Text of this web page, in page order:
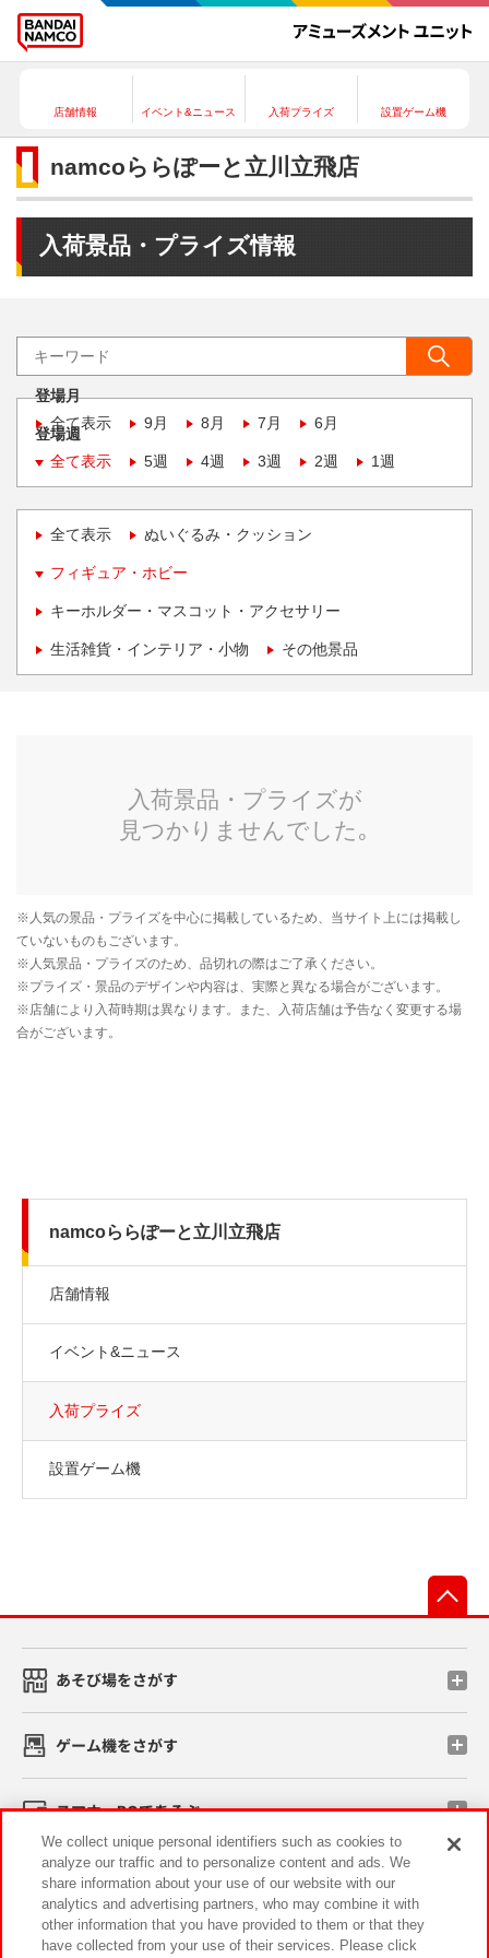
店舗情報 イベント&ニュース 入荷プライズ 設置ゲーム機
namcoららぽーと立川立飛店
入荷景品・プライズ情報
登場月
全て表示
9月 8月 7月 6月
登場週
全て表示
5週 4週 3週 2週 1週
全て表示 ぬいぐるみ・クッション
フィギュア・ホビー
キーホルダー・マスコット・アクセサリー
生活雑貨・インテリア・小物 その他景品
namcoららぽーと立川立飛店
店舗情報
イベント&ニュース
入荷プライズ
設置ゲーム機
あそび場をさがす
ゲーム機をさがす
スマホ・PCであそぶ
イベント・キャンペーン
We collect unique personal identifiers such as cookies to
analyze our traffic and to personalize content and ads. We
share information about your use of our website with our
analytics and advertising partners, who may combine it with
other information that you have provided to them or that they
have collected from your use of their services. Please click